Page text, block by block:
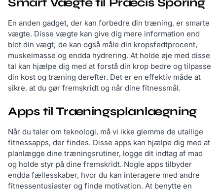
En anden gadget, der kan forbedre din træning, er smarte
vægte. Disse vægte kan give dig mere information end
blot din vægt; de kan også måle din kropsfedtprocent,
muskelmasse og endda hydrering. At holde øje med disse
tal kan hjælpe dig med at forstå din krop bedre og tilpasse
din kost og træning derefter. Det er en effektiv måde at
sikre, at du gør fremskridt og når dine fitnessmål.
Apps til Træningsplanlægning
Når du taler om teknologi, må vi ikke glemme de utallige
fitnessapps, der findes. Disse apps kan hjælpe dig med at
planlægge dine træningsrutiner, logge dit indtag af mad
og holde styr på dine fremskridt. Nogle apps tilbyder
endda fællesskaber, hvor du kan interagere med andre
fitnessentusiaster og finde motivation. At benytte en